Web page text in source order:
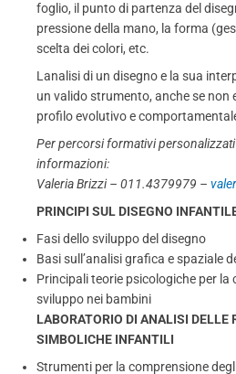
foglio, il punto di partenza del
pressione della mano, la forma
scelta dei colori, etc.
Lanalisi di un disegno e la sua
un valido strumento, anche se non
profilo evolutivo e
Per percorsi formativi
informazioni:
Valeria Brizzi – 011.4379979 –
PRINCIPI SUL DISEGNO
Fasi dello sviluppo del disegno
Basi sull’analisi grafica e spaziale
Principali teorie psicologiche per la
sviluppo nei bambini
LABORATORIO DI ANALISI DELLE
SIMBOLICHE INFANTILI
Strumenti per la comprensione